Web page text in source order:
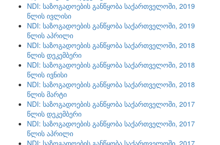
NDI: საზოგადოების განწყობა საქართველოში, 2019
წლის ივლისი
NDI: საზოგადოების განწყობა საქართველოში, 2019
წლის აპრილი
NDI: საზოგადოების განწყობა საქართველოში, 2018
წლის დეკემბერი
NDI: საზოგადოების განწყობა საქართველოში, 2018
წლის ივნისი
NDI: საზოგადოების განწყობა საქართველოში, 2018
წლის მარტი
NDI: საზოგადოების განწყობა საქართველოში, 2017
წლის დეკემბერი
NDI: საზოგადოების განწყობა საქართველოში, 2017
წლის აპრილი
NDI: საზოგადოების განწყობა საქართველოში, 2017